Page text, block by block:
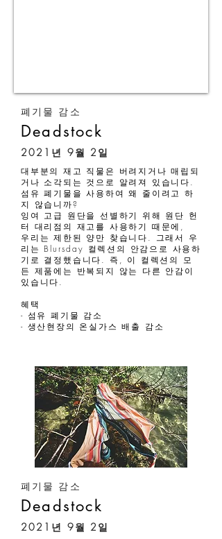
폐기물 감소
Deadstock
2021년 9월 2일
대부분의 재고 직물은 버려지거나 매립되
거나 소각되는 것으로 알려져 있습니다.
섬유 폐기물을 사용하여 왜 줄이려고 하
지 않습니까?
잉여 고급 원단을 선별하기 위해 원단 헌
터 대리점의 재고를 사용하기 때문에,
우리는 제한된 양만 찾습니다. 그래서 우
리는 Blursday 컬렉션의 안감으로 사용하
기로 결정했습니다. 즉, 이 컬렉션의 모
든 제품에는 반복되지 않는 다른 안감이
있습니다.
혜택
- 섬유 폐기물 감소
- 생산현장의 온실가스 배출 감소
폐기물 감소
Deadstock
2021년 9월 2일